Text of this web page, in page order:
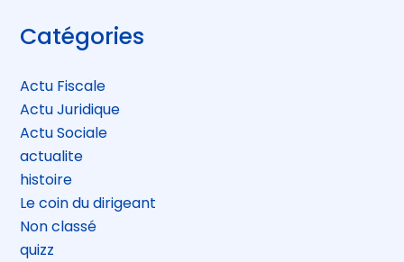
Blog
sidebar
Catégories
Actu Fiscale
Actu Juridique
Actu Sociale
actualite
histoire
Le coin du dirigeant
Non classé
quizz